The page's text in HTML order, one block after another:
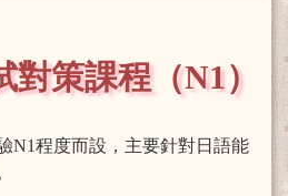
對策課程（N1）
N1程度而設，主要針對日語能